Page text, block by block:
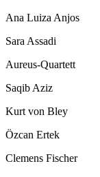
Ana Luiza Anjos
Sara Assadi
Aureus-Quartett
Saqib Aziz
Kurt von Bley
Özcan Ertek
Clemens Fischer